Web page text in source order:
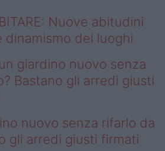
Nuove abitudini
dinamismo dei luoghi
giardino nuovo senza
Bastano gli arredi giusti
nuovo senza rifarlo da
gli arredi giusti firmati